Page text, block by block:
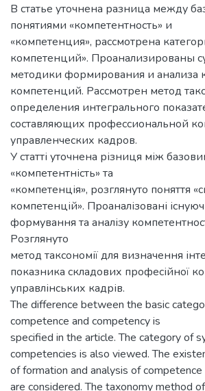
В статье уточнена разница между
понятиями «компетентность» и
«компетенция», рассмотрена
компетенций». Проанализированы
методики формирования и анализа
компетенций. Рассмотрен метод
определения интегрального
составляющих профессиональной
управленческих кадров.
У статті уточнена різниця між
«компетентність» та
«компетенція», розглянуто поняття
компетенцій». Проаналізовані
формування та аналізу
Розглянуто
метод таксономії для визначення
показника складових професійної
управлінських кадрів.
The difference between the basic
competence and competency is
specified in the article. The category of
competencies is also viewed. The
of formation and analysis of
are considered. The taxonomy method